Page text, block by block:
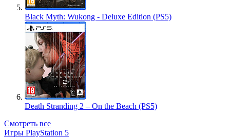
Black Myth: Wukong - Deluxe Edition (PS5)
Death Stranding 2 – On the Beach (PS5)
Смотреть все
Игры PlayStation 5